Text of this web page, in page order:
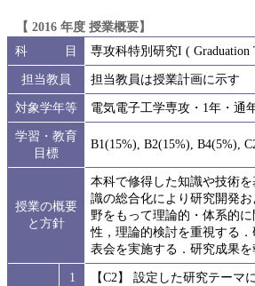
【 2016 年度 授業概要】
科 目
専攻科特別研究I ( Graduation
担当教員
担当教員は授業計画に示す
対象学年等
電気電子工学専攻・1年・通
学習・教育
目標
B1(15%), B2(15%), B4(5%),
授業の概要
と方針
本科で修得した知識や技術
識の総合化により研究開発
野をもって理論的・体系的
性，理論的検討を重視する
表会を実施する．研究成果
1
【C2】 設定した研究テー